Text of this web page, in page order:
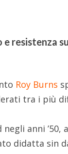
resistenza
Roy Burns
tra i più
anni ’50,
didatta sin